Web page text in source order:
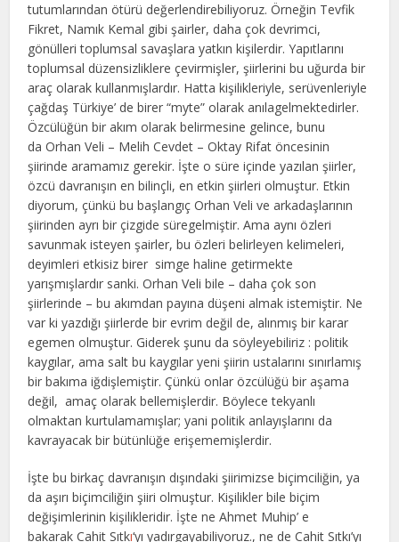
tutumlarından ötürü değerlendirebiliyoruz. Örneğin Tevfik
Fikret, Namık Kemal gibi şairler, daha çok devrimci,
gönülleri toplumsal savaşlara yatkın kişilerdir. Yapıtlarını
toplumsal düzensizliklere çevirmişler, şiirlerini bu uğurda bir
araç olarak kullanmışlardır. Hatta kişilikleriyle, serüvenleriyle
çağdaş Türkiye’ de birer “myte” olarak anılagelmektedirler.
Özcülüğün bir akım olarak belirmesine gelince, bunu
da Orhan Veli – Melih Cevdet – Oktay Rifat öncesinin
şiirinde aramamız gerekir. İşte o süre içinde yazılan şiirler,
özcü davranışın en bilinçli, en etkin şiirleri olmuştur. Etkin
diyorum, çünkü bu başlangıç Orhan Veli ve arkadaşlarının
şiirinden ayrı bir çizgide süregelmiştir. Ama aynı özleri
savunmak isteyen şairler, bu özleri belirleyen kelimeleri,
deyimleri etkisiz birer simge haline getirmekte
yarışmışlardır sanki. Orhan Veli bile – daha çok son
şiirlerinde – bu akımdan payına düşeni almak istemiştir. Ne
var ki yazdığı şiirlerde bir evrim değil de, alınmış bir karar
egemen olmuştur. Giderek şunu da söyleyebiliriz : politik
kaygılar, ama salt bu kaygılar yeni şiirin ustalarını sınırlamış
bir bakıma iğdişlemiştir. Çünkü onlar özcülüğü bir aşama
değil, amaç olarak bellemişlerdir. Böylece tekyanlı
olmaktan kurtulamamışlar; yani politik anlayışlarını da
kavrayacak bir bütünlüğe erişememişlerdir.
İşte bu birkaç davranışın dışındaki şiirimizse biçimciliğin, ya
da aşırı biçimciliğin şiiri olmuştur. Kişilikler bile biçim
değişimlerinin kişilikleridir. İşte ne Ahmet Muhip’ e
bakarak Cahit Sıtkı‘yı yadırgayabiliyoruz., ne de Cahit Sıtkı’yı